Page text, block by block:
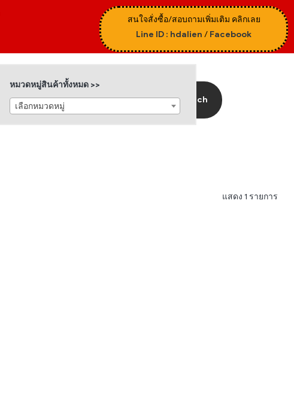
สนใจสั่งซื้อ/สอบถามเพิ่มเติม คลิกเลย
Line ID : hdalien / Facebook
Search
หมวดหมู่สินค้าทั้งหมด >>
เลือกหมวดหมู่
แสดง 1 รายการ